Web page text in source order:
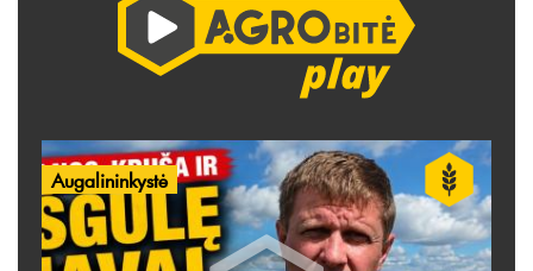
Augalininkystė